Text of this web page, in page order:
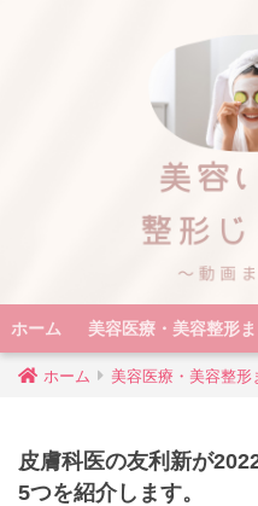
ホーム 美容医療・美容整形
ホーム 美容医療・美容整形
皮膚科医の友利新が
5つを紹介します。